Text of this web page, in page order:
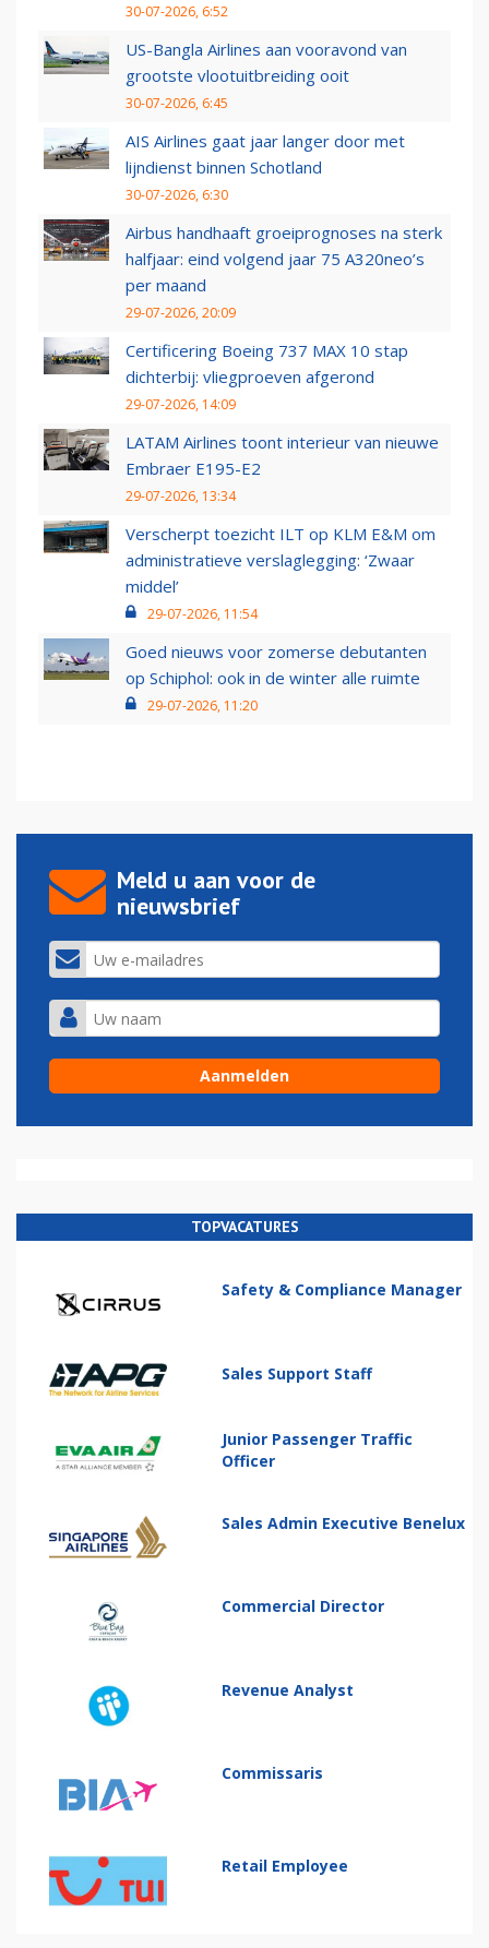
30-07-2026, 6:52
US-Bangla Airlines aan vooravond van
grootste vlootuitbreiding ooit
30-07-2026, 6:45
AIS Airlines gaat jaar langer door met
lijndienst binnen Schotland
30-07-2026, 6:30
Airbus handhaaft groeiprognoses na sterk
halfjaar: eind volgend jaar 75 A320neo’s
per maand
29-07-2026, 20:09
Certificering Boeing 737 MAX 10 stap
dichterbij: vliegproeven afgerond
29-07-2026, 14:09
LATAM Airlines toont interieur van nieuwe
Embraer E195-E2
29-07-2026, 13:34
Verscherpt toezicht ILT op KLM E&M om
administratieve verslaglegging: ‘Zwaar
middel’
29-07-2026, 11:54
Goed nieuws voor zomerse debutanten
op Schiphol: ook in de winter alle ruimte
29-07-2026, 11:20
Meld u aan voor de
nieuwsbrief
TOPVACATURES
Safety & Compliance Manager
Sales Support Staff
Junior Passenger Traffic
Officer
Sales Admin Executive Benelux
Commercial Director
Revenue Analyst
Commissaris
Retail Employee